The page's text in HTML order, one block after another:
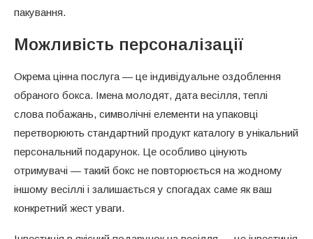
пакування.
Можливість персоналізації
Окрема цінна послуга — це індивідуальне оздоблення
обраного бокса. Імена молодят, дата весілля, теплі
слова побажань, символічні елементи на упаковці
перетворюють стандартний продукт каталогу в унікальний
персональний подарунок. Це особливо цінують
отримувачі — такий бокс не повторюється на жодному
іншому весіллі і залишається у спогадах саме як ваш
конкретний жест уваги.